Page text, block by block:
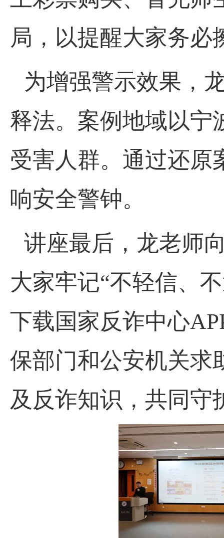
局，以提醒大家务必
为增强警示效果，
释法。案例地域以宁
受害人群。通过还原
响安全警钟。
讲座最后，龙老师
大家牢记“不轻信、
下载国家反诈中心
保部门和公安机关求
及反诈知识，共同守